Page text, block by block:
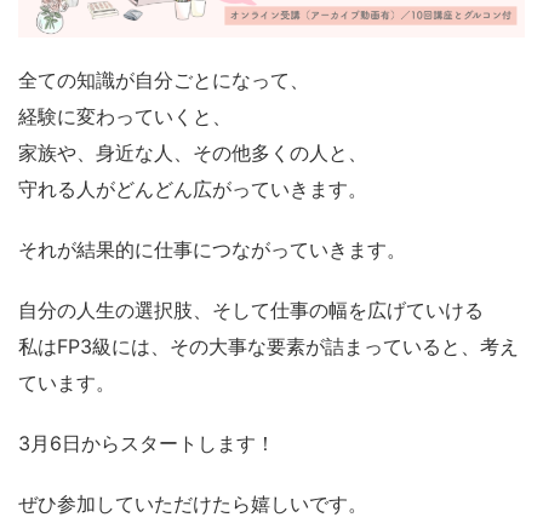
全ての知識が自分ごとになって、
経験に変わっていくと、
家族や、身近な人、その他多くの人と、
守れる人がどんどん広がっていきます。
それが結果的に仕事につながっていきます。
自分の人生の選択肢、そして仕事の幅を広げていける
私はFP3級には、その大事な要素が詰まっていると、考え
ています。
3月6日からスタートします！
ぜひ参加していただけたら嬉しいです。